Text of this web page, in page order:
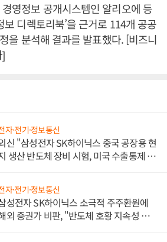
영정보 공개시스템인 알리오에 등
디렉토리북’을 근거로 114개 공공
을 분석해 결과를 발표했다. [비즈니
]
자·전기·정보통신
신 "삼성전자 SK하이닉스 중국 공장용 현
생산 반도체 장비 시험, 미국 수출통제 대
자·전기·정보통신
성전자 SK하이닉스 소극적 주주환원에
외 증권가 비판, "반도체 호황 지속성 의